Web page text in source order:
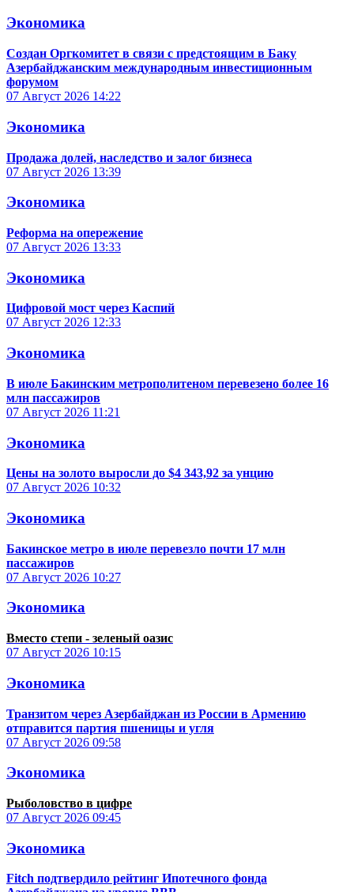
Экономика
Создан Оргкомитет в связи с предстоящим в Баку
Азербайджанским международным инвестиционным
форумом
07 Август 2026 14:22
Экономика
Продажа долей, наследство и залог бизнеса
07 Август 2026 13:39
Экономика
Реформа на опережение
07 Август 2026 13:33
Экономика
Цифровой мост через Каспий
07 Август 2026 12:33
Экономика
В июле Бакинским метрополитеном перевезено более 16
млн пассажиров
07 Август 2026 11:21
Экономика
Цены на золото выросли до $4 343,92 за унцию
07 Август 2026 10:32
Экономика
Бакинское метро в июле перевезло почти 17 млн
пассажиров
07 Август 2026 10:27
Экономика
Вместо степи - зеленый оазис
07 Август 2026 10:15
Экономика
Транзитом через Азербайджан из России в Армению
отправится партия пшеницы и угля
07 Август 2026 09:58
Экономика
Рыболовство в цифре
07 Август 2026 09:45
Экономика
Fitch подтвердило рейтинг Ипотечного фонда